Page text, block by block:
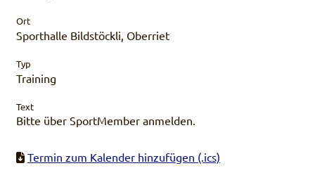
Ort
Sporthalle Bildstöckli, Oberriet
Typ
Training
Text
Bitte über SportMember anmelden.
Termin zum Kalender hinzufügen (.ics)